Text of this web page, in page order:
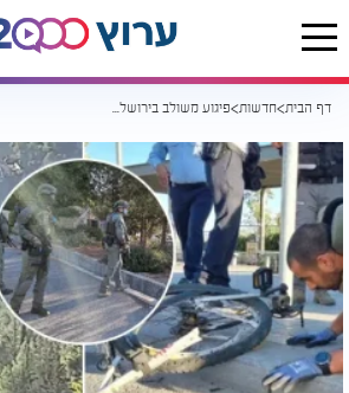
דף הבית חדשות פיגוע משולב בירושלים: אדם נרצח ו-19 נפצעו